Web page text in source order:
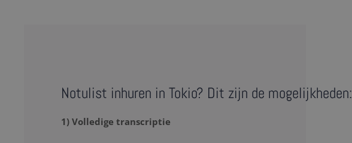
Notulist inhuren in Tokio? Dit zijn de mogelijkheden:
1) Volledige transcriptie